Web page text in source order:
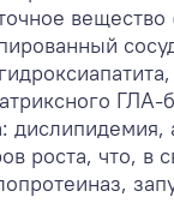
вещество
роста, что, в